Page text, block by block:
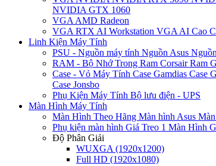
NVIDIA GTX 1060
VGA AMD Radeon
VGA RTX AI Workstation VGA AI Cao
Linh Kiện Máy Tính
PSU - Nguồn máy tính Nguồn Asus
RAM - Bộ Nhớ Trong Ram CorsairRam
Case - Vỏ Máy Tính Case Gamdias Case
Case Jonsbo
Phụ Kiện Máy Tính Bộ lưu điện - UPS
Màn Hình Máy Tính
Màn Hình Theo Hãng Màn hình Asus
Phụ kiện màn hình Giá Treo 1 Màn Hình
Độ Phân Giải
WUXGA (1920x1200)
Full HD (1920x1080)